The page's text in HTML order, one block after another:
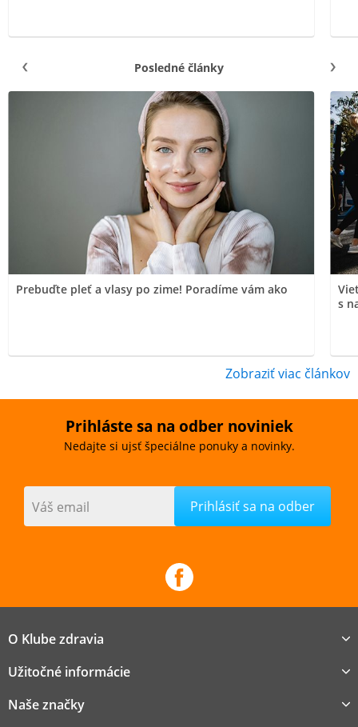
Posledné články
Prebuďte pleť a vlasy po zime! Poradíme vám ako
s
Zobraziť viac článkov
Prihláste sa na odber noviniek
Nedajte si ujsť špeciálne ponuky a novinky.
Váš email
O Klube zdravia
Užitočné informácie
Naše značky